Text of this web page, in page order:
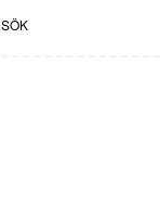
SÖK